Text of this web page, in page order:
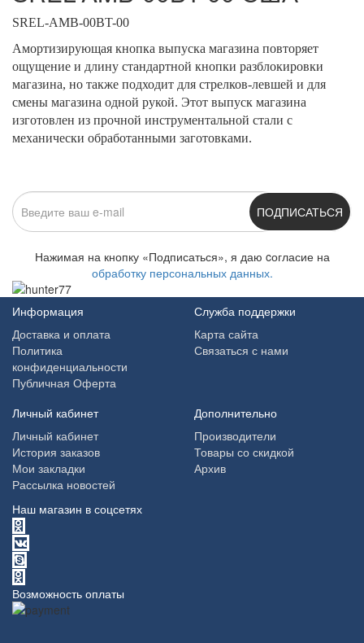
SREL-AMB-00BT-00
Амортизирующая кнопка выпуска магазина повторяет
ощущение и длину стандартной кнопки разблокировки
магазина, но также подходит для стрелков-левшей и для
смены магазина одной рукой. Этот выпуск магазина
изготовлен из прочной инструментальной стали с
механически обработанными заготовками.
ПОДПИСАТЬСЯ
Нажимая на кнопку «Подписаться», я даю cогласие на
обработку персональных данных.
Информация
Доставка и оплата
Политика
конфиденциальности
Публичная Оферта
Служба поддержки
Карта сайта
Связаться с нами
Личный кабинет
Личный кабинет
История заказов
Мои закладки
Рассылка новостей
Дополнительно
Производители
Товары со скидкой
Архив
Наш магазин в соцсетях
Возможность оплаты